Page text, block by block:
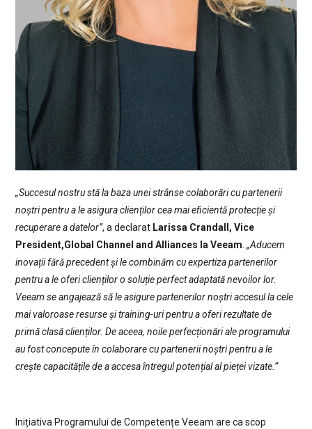
„Succesul nostru stă la baza unei strânse colaborări cu partenerii
noștri pentru a le asigura clienților cea mai eficientă protecție și
recuperare a datelor”, a declarat Larissa Crandall, Vice
President,Global Channel and Alliances la Veeam „Aducem
inovații fără precedent și le combinăm cu expertiza partenerilor
pentru a le oferi clienților o soluție perfect adaptată nevoilor lor.
Veeam se angajează să le asigure partenerilor noștri accesul la cele
mai valoroase resurse și training-uri pentru a oferi rezultate de
primă clasă clienților. De aceea, noile perfecționări ale programului
au fost concepute în colaborare cu partenerii noștri pentru a le
crește capacitățile de a accesa întregul potențial al pieței vizate.”
Inițiativa Programului de Competențe Veeam are ca scop